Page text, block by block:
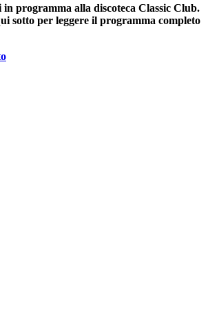
programma alla discoteca Classic Club.
sotto per leggere il programma completo